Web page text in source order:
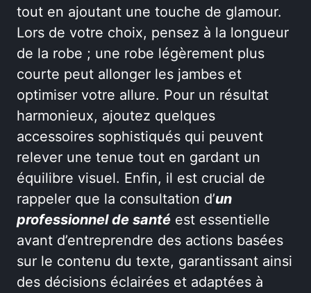
tout en ajoutant une touche de glamour.
Lors de votre choix, pensez à la longueur
de la robe ; une robe légèrement plus
courte peut allonger les jambes et
optimiser votre allure. Pour un résultat
harmonieux, ajoutez quelques
accessoires sophistiqués qui peuvent
relever une tenue tout en gardant un
équilibre visuel. Enfin, il est crucial de
rappeler que la consultation d’un
professionnel de santé est essentielle
avant d’entreprendre des actions basées
sur le contenu du texte, garantissant ainsi
des décisions éclairées et adaptées à